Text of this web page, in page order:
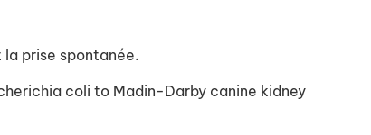
prise spontanée.
coli to Madin-Darby canine kidney